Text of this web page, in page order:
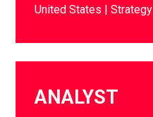
United States Strategy
ANALYST